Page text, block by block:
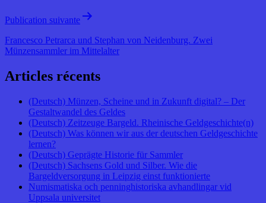
Publication suivante
Francesco Petrarca und Stephan von Neidenburg. Zwei
Münzensammler im Mittelalter
Articles récents
(Deutsch) Münzen, Scheine und in Zukunft digital? – Der
Gestaltwandel des Geldes
(Deutsch) Zeitzeuge Bargeld. Rheinische Geldgeschichte(n)
(Deutsch) Was können wir aus der deutschen Geldgeschichte
lernen?
(Deutsch) Geprägte Historie für Sammler
(Deutsch) Sachsens Gold und Silber. Wie die
Bargeldversorgung in Leipzig einst funktionierte
Numismatiska och penninghistoriska avhandlingar vid
Uppsala universitet